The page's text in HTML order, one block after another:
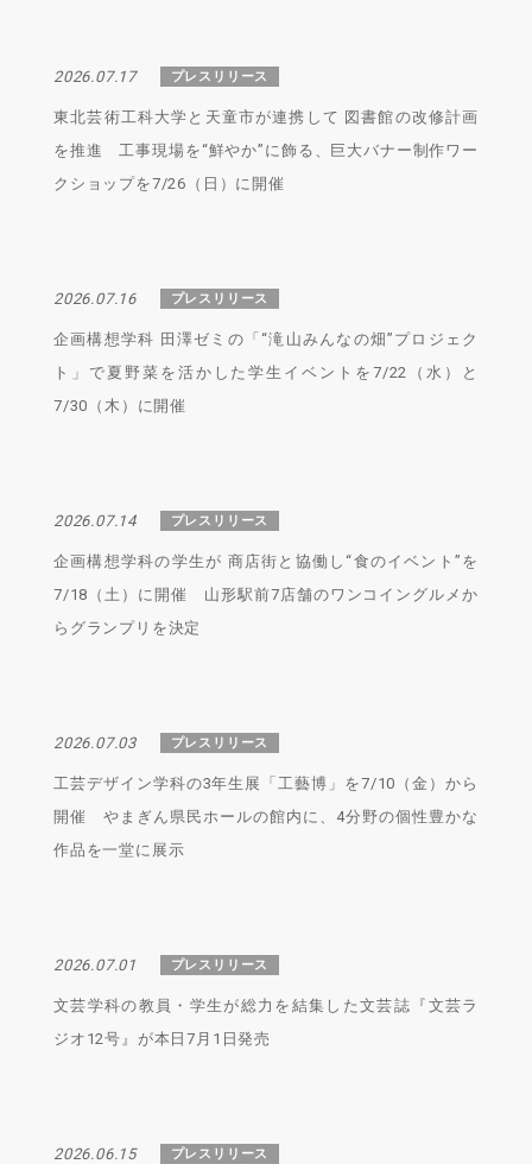
2026.07.17 プレスリリース
東北芸術工科大学と天童市が連携して 図書館の改修計画
を推進 工事現場を“鮮やか”に飾る、巨大バナー制作ワー
クショップを7/26（日）に開催
2026.07.16 プレスリリース
企画構想学科 田澤ゼミの「“滝山みんなの畑”プロジェク
ト」で夏野菜を活かした学生イベントを7/22（水）と
7/30（木）に開催
2026.07.14 プレスリリース
企画構想学科の学生が 商店街と協働し“食のイベント”を
7/18（土）に開催 山形駅前7店舗のワンコイングルメか
らグランプリを決定
2026.07.03 プレスリリース
工芸デザイン学科の3年生展「工藝博」を7/10（金）から
開催 やまぎん県民ホールの館内に、4分野の個性豊かな
作品を一堂に展示
2026.07.01 プレスリリース
文芸学科の教員・学生が総力を結集した文芸誌『文芸ラ
ジオ12号』が本日7月1日発売
2026.06.15 プレスリリース